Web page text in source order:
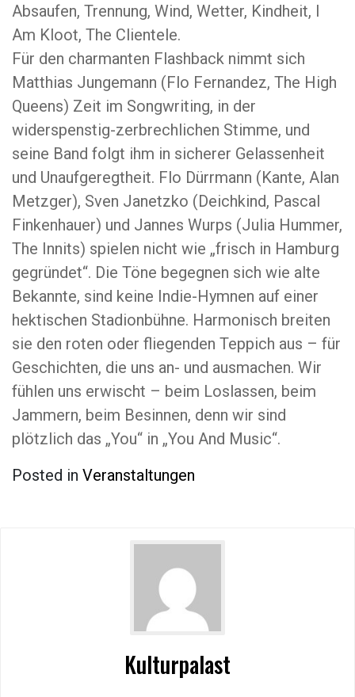
Absaufen, Trennung, Wind, Wetter, Kindheit, I
Am Kloot, The Clientele.
Für den charmanten Flashback nimmt sich
Matthias Jungemann (Flo Fernandez, The High
Queens) Zeit im Songwriting, in der
widerspenstig-zerbrechlichen Stimme, und
seine Band folgt ihm in sicherer Gelassenheit
und Unaufgeregtheit. Flo Dürrmann (Kante, Alan
Metzger), Sven Janetzko (Deichkind, Pascal
Finkenhauer) und Jannes Wurps (Julia Hummer,
The Innits) spielen nicht wie „frisch in Hamburg
gegründet“. Die Töne begegnen sich wie alte
Bekannte, sind keine Indie-Hymnen auf einer
hektischen Stadionbühne. Harmonisch breiten
sie den roten oder fliegenden Teppich aus – für
Geschichten, die uns an- und ausmachen. Wir
fühlen uns erwischt – beim Loslassen, beim
Jammern, beim Besinnen, denn wir sind
plötzlich das „You“ in „You And Music“.
Posted in Veranstaltungen
Kulturpalast